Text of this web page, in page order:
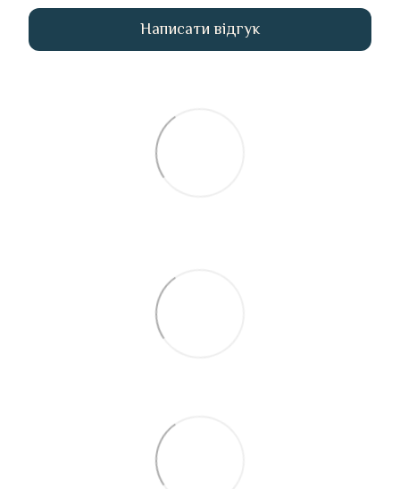
Написати відгук